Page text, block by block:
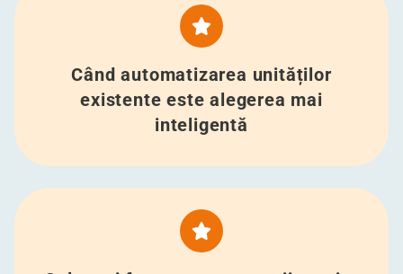
Când automatizarea unităților
existente este alegerea mai
inteligentă